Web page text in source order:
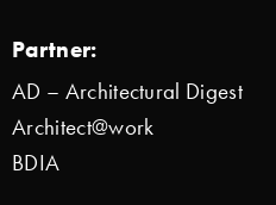
Partner:
AD – Architectural Digest
Architect@work
BDIA